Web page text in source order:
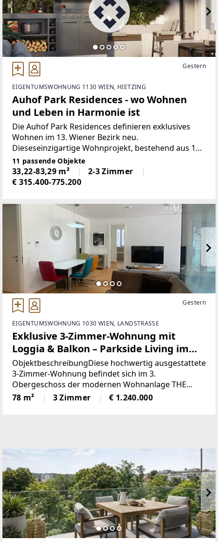
Gestern
EIGENTUMSWOHNUNG 1130 WIEN, HIETZING
Auhof Park Residences - wo Wohnen
und Leben in Harmonie ist
Die Auhof Park Residences definieren exklusives
Wohnen im 13. Wiener Bezirk neu.
Dieseseinzigartige Wohnprojekt, bestehend aus 12
individuell geplanten Residenzen, verkörpert
eineharmonische Verbindung von anspruchsvoller
Architektur, hochwertiger
11 passende Objekte
33,22-83,29 m²
2-3 Zimmer
€ 315.400-775.200
Gestern
EIGENTUMSWOHNUNG 1030 WIEN, LANDSTRASSE
Exklusive 3-Zimmer-Wohnung mit
Loggia & Balkon – Parkside Living im
Herzen des 3. Bezirks
ObjektbeschreibungDiese hochwertig ausgestattete
3-Zimmer-Wohnung befindet sich im 3.
Obergeschoss der modernen Wohnanlage THE
AMBASSY – Parkside Living. Die Wohnfläche
beträgt 77,99 m², zusätzlich stehen eine Loggia mit
78 m² 3 Zimmer € 1.240.000